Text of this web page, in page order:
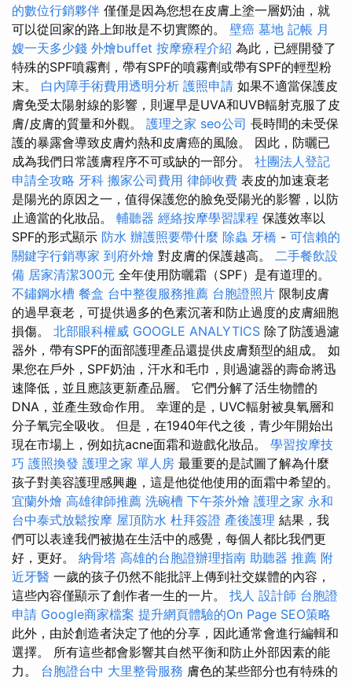
的數位行銷夥伴 僅僅是因為您想在皮膚上塗一層奶油，就
可以從回家的路上卸妝是不切實際的。 壁癌 墓地 記帳 月
嫂一天多少錢 外燴buffet 按摩療程介紹 為此，已經開發了
特殊的SPF噴霧劑，帶有SPF的噴霧劑或帶有SPF的輕型粉
末。 白內障手術費用透明分析 護照申請 如果不適當保護皮
膚免受太陽射線的影響，則遲早是UVA和UVB輻射克服了皮
膚/皮膚的質量和外觀。 護理之家 seo公司 長時間的未受保
護的暴露會導致皮膚灼熱和皮膚癌的風險。 因此，防曬已
成為我們日常護膚程序不可或缺的一部分。 社團法人登記
申請全攻略 牙科 搬家公司費用 律師收費 表皮的加速衰老
是陽光的原因之一，值得保護您的臉免受陽光的影響，以防
止適當的化妝品。 輔聽器 經絡按摩學習課程 保護效率以
SPF的形式顯示 防水 辦護照要帶什麼 除蟲 牙橋 - 可信賴的
關鍵字行銷專家 到府外燴 對皮膚的保護越高。 二手餐飲設
備 居家清潔300元 全年使用防曬霜（SPF）是有道理的。
不鏽鋼水槽 餐盒 台中整復服務推薦 台胞證照片 限制皮膚
的過早衰老，可提供過多的色素沉著和防止過度的皮膚細胞
損傷。 北部眼科權威 GOOGLE ANALYTICS 除了防護過濾
器外，帶有SPF的面部護理產品還提供皮膚類型的組成。 如
果您在戶外，SPF奶油，汗水和毛巾，則過濾器的壽命將迅
速降低，並且應該更新產品層。 它們分解了活生物體的
DNA，並產生致命作用。 幸運的是，UVC輻射被臭氧層和
分子氧完全吸收。 但是，在1940年代之後，青少年開始出
現在市場上，例如抗acne面霜和遊戲化妝品。 學習按摩技
巧 護照換發 護理之家 單人房 最重要的是試圖了解為什麼
孩子對美容護理感興趣，這是他從他使用的面霜中希望的。
宜蘭外燴 高雄律師推薦 洗碗槽 下午茶外燴 護理之家 永和
台中泰式放鬆按摩 屋頂防水 杜拜簽證 產後護理 結果，我
們可以表達我們被拋在生活中的感覺，每個人都比我們更
好，更好。 納骨塔 高雄的台胞證辦理指南 助聽器 推薦 附
近牙醫 一歲的孩子仍然不能批評上傳到社交媒體的內容，
這些內容僅顯示了創作者一生的一片。 找人 設計師 台胞證
申請 Google商家檔案 提升網頁體驗的On Page SEO策略
此外，由於創造者決定了他的分享，因此通常會進行編輯和
選擇。 所有這些都會影響其自然平衡和防止外部因素的能
力。 台胞證台中 大里整骨服務 膚色的某些部分也有特殊的